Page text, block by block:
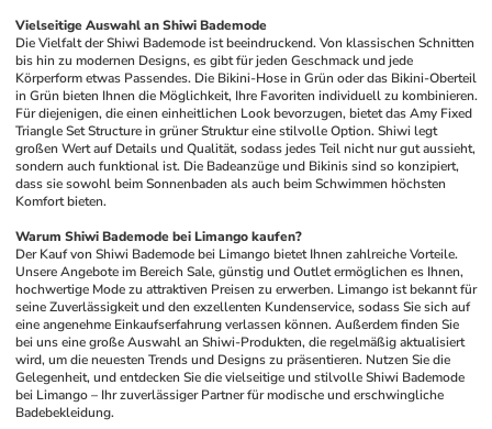
Vielseitige Auswahl an Shiwi Bademode
Die Vielfalt der Shiwi Bademode ist beeindruckend. Von klassischen Schnitten
bis hin zu modernen Designs, es gibt für jeden Geschmack und jede
Körperform etwas Passendes. Die Bikini-Hose in Grün oder das Bikini-Oberteil
in Grün bieten Ihnen die Möglichkeit, Ihre Favoriten individuell zu kombinieren.
Für diejenigen, die einen einheitlichen Look bevorzugen, bietet das Amy Fixed
Triangle Set Structure in grüner Struktur eine stilvolle Option. Shiwi legt
großen Wert auf Details und Qualität, sodass jedes Teil nicht nur gut aussieht,
sondern auch funktional ist. Die Badeanzüge und Bikinis sind so konzipiert,
dass sie sowohl beim Sonnenbaden als auch beim Schwimmen höchsten
Komfort bieten.
Warum Shiwi Bademode bei Limango kaufen?
Der Kauf von Shiwi Bademode bei Limango bietet Ihnen zahlreiche Vorteile.
Unsere Angebote im Bereich Sale, günstig und Outlet ermöglichen es Ihnen,
hochwertige Mode zu attraktiven Preisen zu erwerben. Limango ist bekannt für
seine Zuverlässigkeit und den exzellenten Kundenservice, sodass Sie sich auf
eine angenehme Einkaufserfahrung verlassen können. Außerdem finden Sie
bei uns eine große Auswahl an Shiwi-Produkten, die regelmäßig aktualisiert
wird, um die neuesten Trends und Designs zu präsentieren. Nutzen Sie die
Gelegenheit, und entdecken Sie die vielseitige und stilvolle Shiwi Bademode
bei Limango – Ihr zuverlässiger Partner für modische und erschwingliche
Badebekleidung.